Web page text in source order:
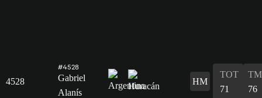
4528
#4528
Gabriel
Alanís
HM
TOT
71
76